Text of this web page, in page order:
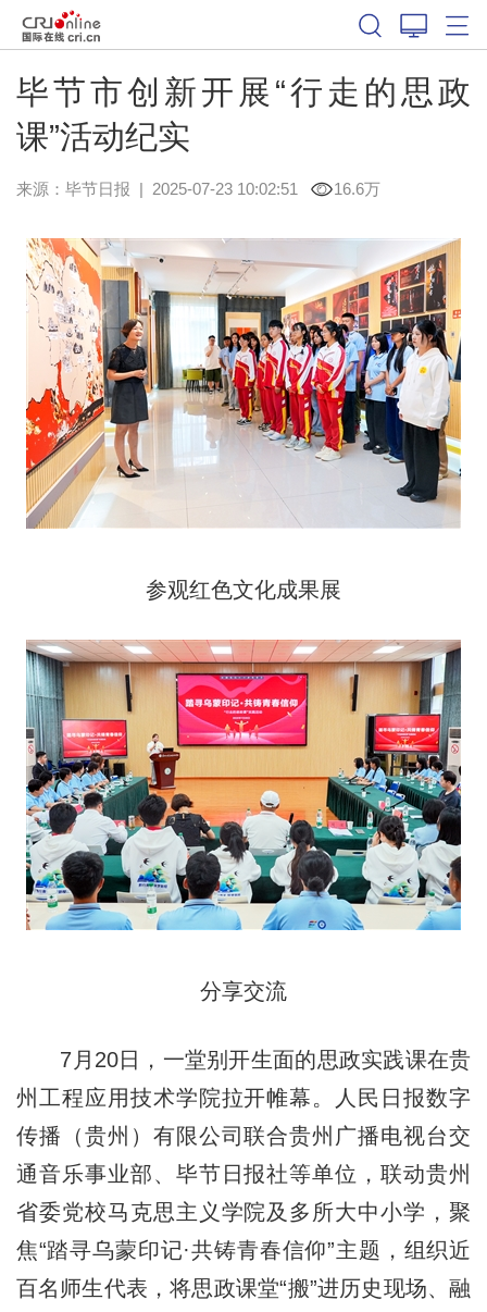
毕节市创新开展“行走的思政
课”活动纪实
来源： 毕节日报 | 2025-07-23 10:02:51 16.6万
参观红色文化成果展
分享交流
7月20日，一堂别开生面的思政实践课在贵
州工程应用技术学院拉开帷幕。人民日报数字
传播（贵州）有限公司联合贵州广播电视台交
通音乐事业部、毕节日报社等单位，联动贵州
省委党校马克思主义学院及多所大中小学，聚
焦“踏寻乌蒙印记·共铸青春信仰”主题，组织近
百名师生代表，将思政课堂“搬”进历史现场、融